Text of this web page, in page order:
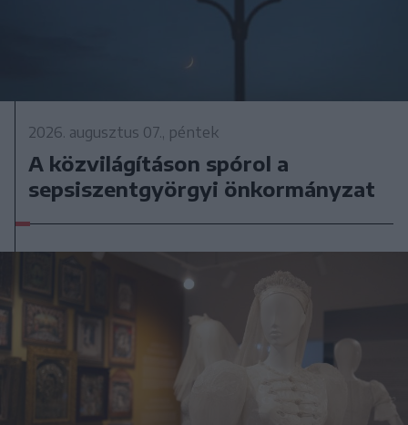
2026. augusztus 07., péntek
A közvilágításon spórol a
sepsiszentgyörgyi önkormányzat